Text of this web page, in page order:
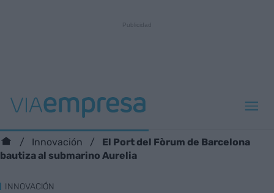
Innovación
El Port del Fòrum de Barcelona
bautiza al submarino Aurelia
INNOVACIÓN